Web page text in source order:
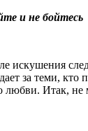
и не бойтесь
искушения
за теми, кто
любви. Итак, не